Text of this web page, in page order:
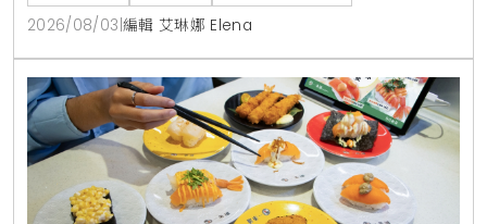
2026/08/03 編輯 艾琳娜 Elena